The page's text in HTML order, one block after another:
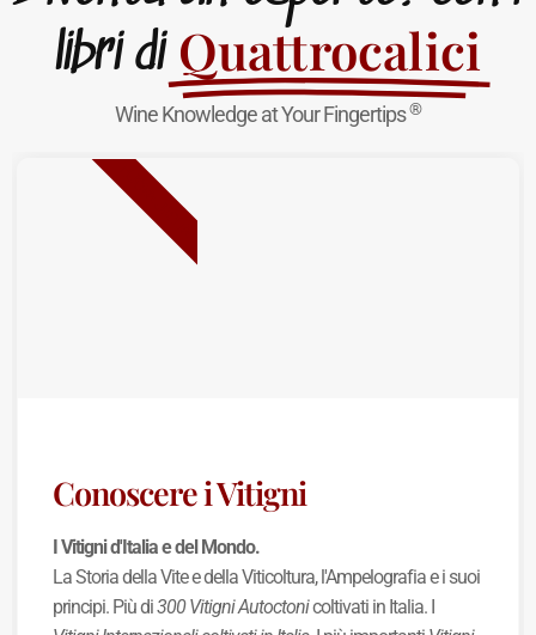
libri di Quattrocalici
Wine Knowledge at Your Fingertips®
Conoscere i Vitigni
I Vitigni d'Italia e del Mondo.
La Storia della Vite e della Viticoltura, l'Ampelografia e i suoi
principi. Più di300 Vitigni Autoctonicoltivati in Italia. I
NUOVA USCITA